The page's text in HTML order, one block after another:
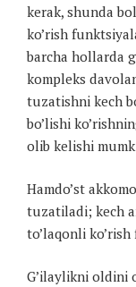
kerak, shunda
ko’rish
barcha hollarda
kompleks
tuzatishni kech
bo’lishi
olib kelishi
Hamdo’st
tuzatiladi; kech
to’laqonli
G’ilaylikni oldini